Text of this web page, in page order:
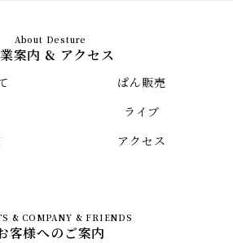
案内 & アクセス
ぱん販売
ライブ
アクセス
客様へのご案内